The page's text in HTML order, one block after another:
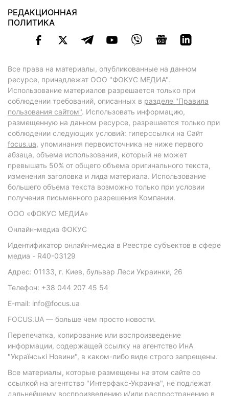
РЕДАКЦИОННАЯ
ПОЛИТИКА
Все права на материалы, опубликованные на данном
ресурсе, принадлежат ООО "ФОКУС МЕДИА".
Использование материалов разрешается только при
соблюдении требований, описанных в разделе "Правила
пользования сайтом". Использовать информацию,
размещенную на данном ресурсе, разрешается только при
соблюдении следующих условий: гиперссылки на Сайт
focus.ua, упоминания первоисточника не ниже первого
абзаца, объема использования, который не может
превышать 50% от общего объема оригинального текста,
изменения заголовка и лида материала. Использование
большего объема текста возможно только при условии
получения письменного разрешения Компании.
ООО «ФОКУС МЕДИА»
Онлайн-медиа ФОКУС
Идентификатор онлайн-медиа в Реестре субъектов в сфере
медиа - R40-03129
Адрес: 01133, г. Киев, бульвар Леси Украинки, 26
Телефон: +38 044 207 45 54
E-mail: info@focus.ua
FOCUS.UA — больше чем просто новости.
Перепечатка, копирование или воспроизведение
информации, содержащей ссылку на агентство ИнА
"Українські Новини", в каком-либо виде строго запрещены.
Все материалы, которые размещены на этом сайте со
ссылкой на агентство "Интерфакс-Украина", не подлежат
дальнейшему воспроизведению и/или распространению в